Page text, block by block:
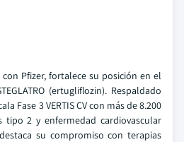
Pfizer, fortalece su posición en el
(ertugliflozin). Respaldado
Fase 3 VERTIS CV con más de 8.200
tipo 2 y enfermedad cardiovascular
su compromiso con terapias